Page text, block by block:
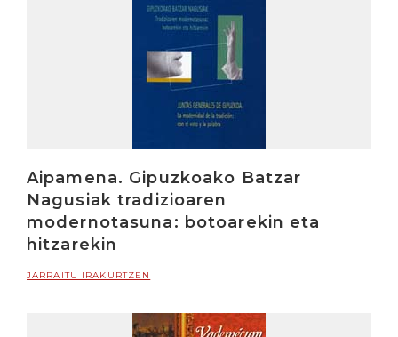
Aipamena. Gipuzkoako Batzar
Nagusiak tradizioaren
modernotasuna: botoarekin eta
hitzarekin
JARRAITU IRAKURTZEN